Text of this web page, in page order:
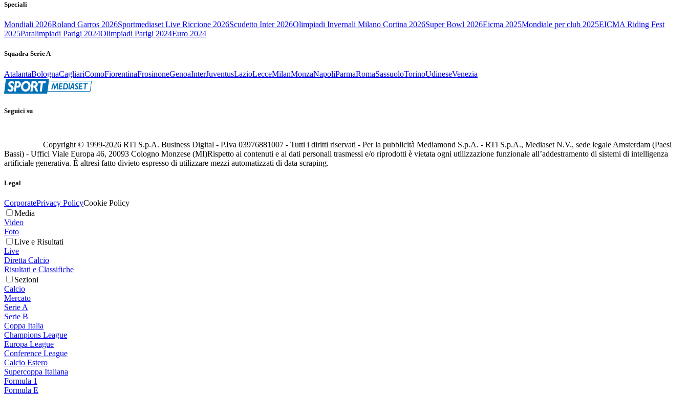
Speciali
Mondiali 2026Roland Garros 2026Sportmediaset Live Riccione 2026Scudetto Inter 2026Olimpiadi Invernali Milano Cortina 2026Super Bowl 2026Eicma 2025Mondiale per club 2025EICMA Riding Fest
2025Paralimpiadi Parigi 2024Olimpiadi Parigi 2024Euro 2024
Squadra Serie A
AtalantaBolognaCagliariComoFiorentinaFrosinoneGenoaInterJuventusLazioLecceMilanMonzaNapoliParmaRomaSassuoloTorinoUdineseVenezia
Seguici su
Copyright © 1999-2026 RTI S.p.A. Business Digital - P.Iva 03976881007 - Tutti i diritti riservati - Per la pubblicità Mediamond S.p.A. - RTI S.p.A., Mediaset N.V., sede legale Amsterdam (Paesi
Bassi) - Uffici Viale Europa 46, 20093 Cologno Monzese (MI)Rispetto ai contenuti e ai dati personali trasmessi e/o riprodotti è vietata ogni utilizzazione funzionale all’addestramento di sistemi di intelligenza
artificiale generativa. È altresì fatto divieto espresso di utilizzare mezzi automatizzati di data scraping.
Legal
CorporatePrivacy PolicyCookie Policy
Media
Video
Foto
Live e Risultati
Live
Diretta Calcio
Risultati e Classifiche
Sezioni
Calcio
Mercato
Serie A
Serie B
Coppa Italia
Champions League
Europa League
Conference League
Calcio Estero
Supercoppa Italiana
Formula 1
Formula E